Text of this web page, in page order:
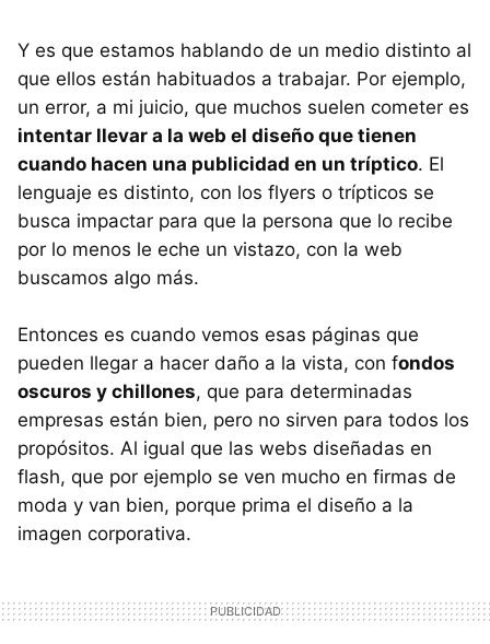
Y es que estamos hablando de un medio distinto al
que ellos están habituados a trabajar. Por ejemplo,
un error, a mi juicio, que muchos suelen cometer es
intentar llevar a la web el diseño que tienen
cuando hacen una publicidad en un tríptico. El
lenguaje es distinto, con los flyers o trípticos se
busca impactar para que la persona que lo recibe
por lo menos le eche un vistazo, con la web
buscamos algo más.
Entonces es cuando vemos esas páginas que
pueden llegar a hacer daño a la vista, con fondos
oscuros y chillones, que para determinadas
empresas están bien, pero no sirven para todos los
propósitos. Al igual que las webs diseñadas en
flash, que por ejemplo se ven mucho en firmas de
moda y van bien, porque prima el diseño a la
imagen corporativa.